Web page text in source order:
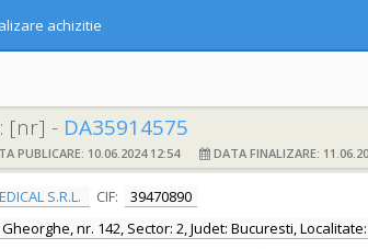
achizitie
[nr] - DA35914575
PUBLICARE: 10.06.2024 12:54 DATA FINALIZARE:
S.R.L. CIF:
39470890
nr. 142, Sector: 2, Judet: Bucuresti,